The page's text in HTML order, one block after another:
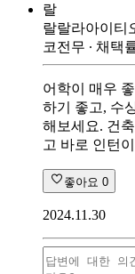
랄
랄랄라아이티
코전무 ∙ 채택
어학이 매우
하기 좋고, 수
해보세요. 건
고 바로 인턴
좋아요 0
2024.11.30